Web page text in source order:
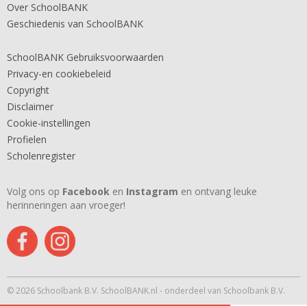
Over SchoolBANK
Geschiedenis van SchoolBANK
SchoolBANK Gebruiksvoorwaarden
Privacy-en cookiebeleid
Copyright
Disclaimer
Cookie-instellingen
Profielen
Scholenregister
Volg ons op Facebook en Instagram en ontvang leuke
herinneringen aan vroeger!
© 2026 Schoolbank B.V. SchoolBANK.nl - onderdeel van Schoolbank B.V.